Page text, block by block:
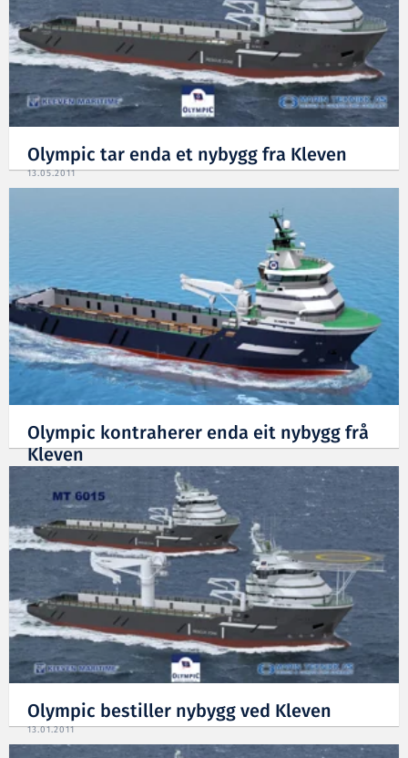
Olympic tar enda et nybygg fra Kleven
13.05.2011
Olympic kontraherer enda eit nybygg frå
Kleven
20.01.2011
Olympic bestiller nybygg ved Kleven
13.01.2011